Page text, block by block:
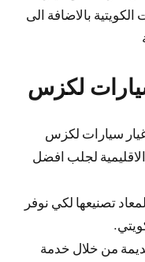
بالاضافة الى
لكزس
سيارات لكزس
لجلب افضل
تصنيعها لكي نوفر
من خلال خدمة